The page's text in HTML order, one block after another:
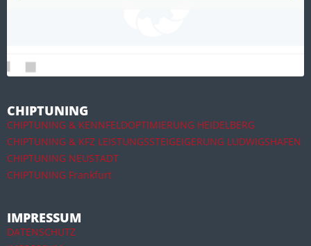
CHIPTUNING
CHIPTUNING & KENNFELDOPTIMIERUNG HEIDELBERG
CHIPTUNING & KFZ LEISTUNGSSTEIGEIGERUNG LUDWIGSHAFEN
CHIPTUNING NEUSTADT
CHIPTUNING Frankfurt
IMPRESSUM
DATENSCHUTZ